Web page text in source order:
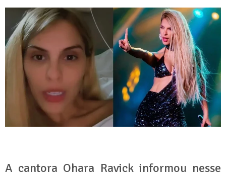
A cantora Ohara Ravick informou nesse